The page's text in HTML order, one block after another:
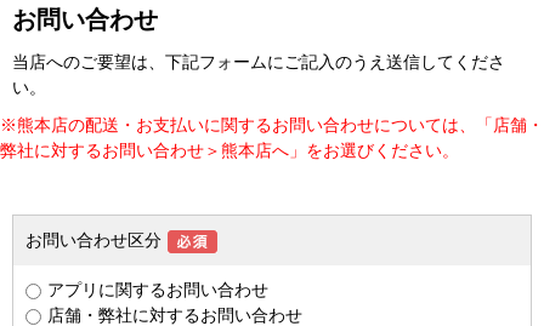
お問い合わせ
当店へのご要望は、下記フォームにご記入のうえ送信してくださ
い。
※熊本店の配送・お支払いに関するお問い合わせについては、「店舗・
弊社に対するお問い合わせ＞熊本店へ」をお選びください。
お問い合わせ区分
アプリに関するお問い合わせ
店舗・弊社に対するお問い合わせ